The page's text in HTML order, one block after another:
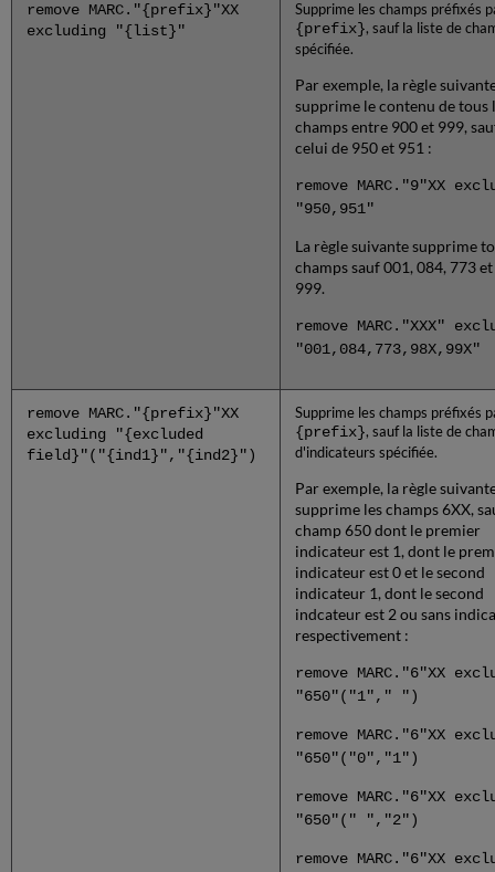
remove MARC."{prefix}"XX
excluding "{list}"
Supprime les champs préfixés
{prefix}, sauf la liste de
spécifiée.
Par exemple, la règle
supprime le contenu de tous
champs entre 900 et 999,
celui de 950 et 951 :
remove MARC."9"XX
"950,951"
La règle suivante supprime
champs sauf 001, 084, 773
999.
remove MARC."XXX"
"001,084,773,98X,99X"
remove MARC."{prefix}"XX
excluding "{excluded
field}"("{ind1}","{ind2}")
Supprime les champs préfixés
{prefix}, sauf la liste de
d'indicateurs spécifiée.
Par exemple, la règle
supprime les champs 6XX,
champ 650 dont le premier
indicateur est 1, dont le
indicateur est 0 et le second
indicateur 1, dont le second
indcateur est 2 ou sans
respectivement :
remove MARC."6"XX
"650"("1"," ")
remove MARC."6"XX
"650"("0","1")
remove MARC."6"XX
"650"(" ","2")
remove MARC."6"XX